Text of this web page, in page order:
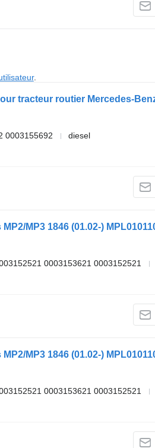
.
0003155692
diesel
0003153621 0003152521
0003153621 0003152521